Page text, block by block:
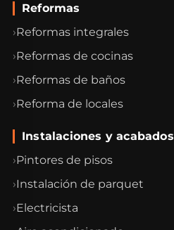
Reformas
Reformas integrales
Reformas de cocinas
Reformas de baños
Reforma de locales
Instalaciones y acabados
Pintores de pisos
Instalación de parquet
Electricista